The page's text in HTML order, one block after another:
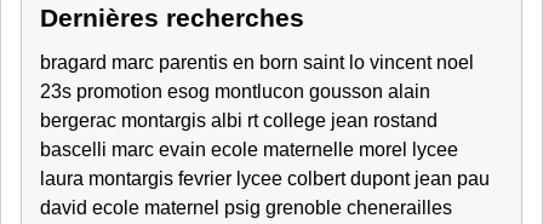
Dernières recherches
bragard marc parentis en born saint lo vincent noel
23s promotion esog montlucon gousson alain
bergerac montargis albi rt college jean rostand
bascelli marc evain ecole maternelle morel lycee
laura montargis fevrier lycee colbert dupont jean pau
david ecole maternel psig grenoble chenerailles